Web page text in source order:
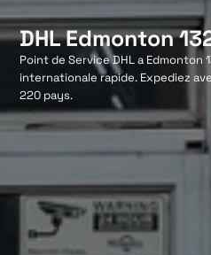
DHL Edmonton
Point de Service DHL a Edmonton
internationale rapide. Expediez
220 pays.